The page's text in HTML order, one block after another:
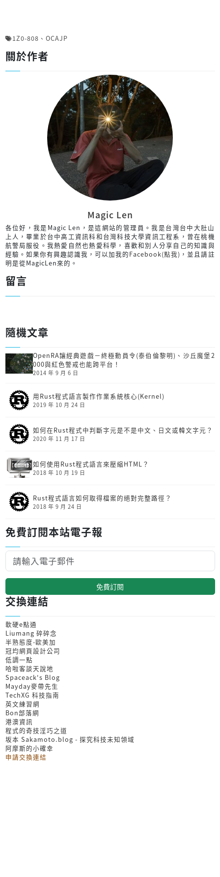
1Z0-808 、 OCAJP
關於作者
Magic Len
各位好，我是Magic Len，是這網站的管理員。我是台灣台中大肚山
上人，畢業於台中高工資訊科和台灣科技大學資訊工程系，曾在桃機
航警局服役。我熱愛自然也熱愛科學，喜歡和別人分享自己的知識與
經驗。如果你有興趣認識我，可以加我的Facebook(點我) ，並且請註
明是從MagicLen來的。
留言
隨機文章
OpenRA讓經典遊戲－終極動員令(泰伯倫黎明)、沙丘魔堡2
000與紅色警戒也能跨平台！
2014 年 9 月 6 日
用Rust程式語言製作作業系統核心(Kernel)
2019 年 10 月 24 日
如何在Rust程式中判斷字元是不是中文、日文或韓文字元？
2020 年 11 月 17 日
如何使用Rust程式語言來壓縮HTML？
2018 年 10 月 19 日
Rust程式語言如何取得檔案的絕對完整路徑？
2018 年 9 月 24 日
免費訂閱本站電子報
免費訂閱
交換連結
軟硬e點通
Liumang 碎碎念
半熟態度-歐美加
冠均網頁設計公司
低調一點
哈啦客談天說地
Spaceack's Blog
Mayday麥帶先生
TechXG 科技指南
英文練習網
Bon部落網
港澳資訊
程式的奇技淫巧之道
坂本 Sakamoto.blog - 探究科技未知領域
阿摩斯的小確幸
申請交換連結